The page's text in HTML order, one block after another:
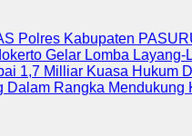
Polres Kabupaten
Gelar Lomba Layang-
1,7 Milliar Kuasa Hukum
Rangka Mendukung